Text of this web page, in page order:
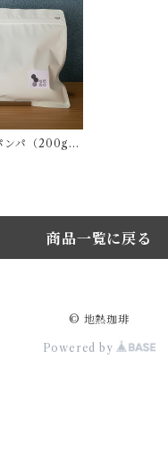
ンパ（200g/
商品一覧に戻る
© 地熱珈琲
Powered by